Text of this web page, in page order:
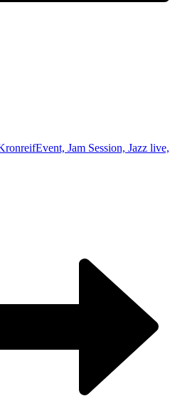
Event, Jam Session, Jazz live,